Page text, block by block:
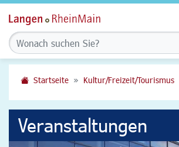
Startseite Kultur/Freizeit/Tourismus
Veranstaltungen